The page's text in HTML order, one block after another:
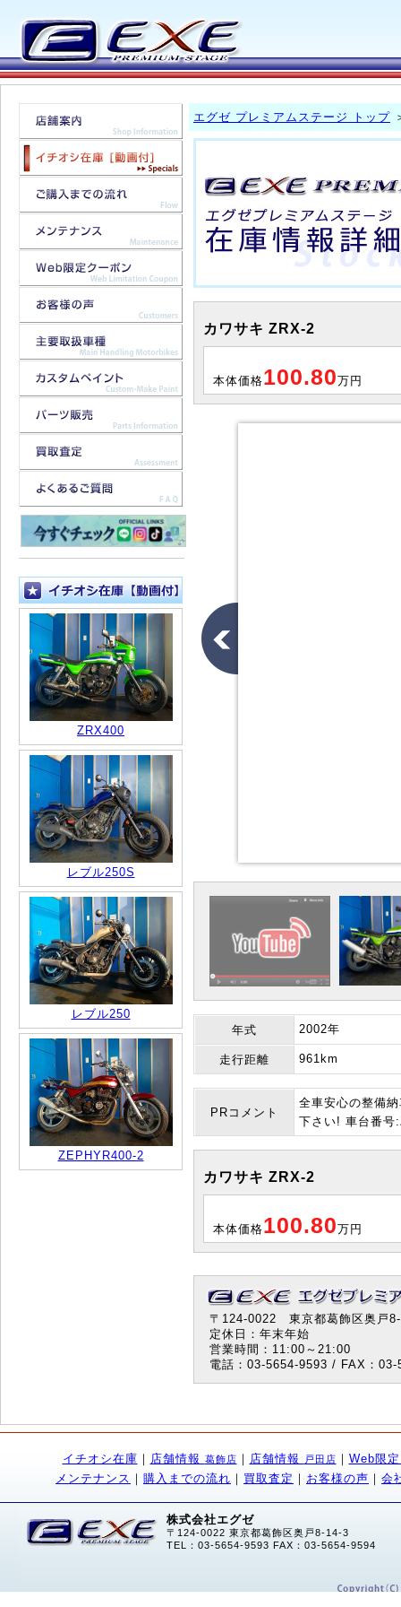
ZRX400
レブル250S
レブル250
ZEPHYR400-2
エグゼ プレミアムステージ トップ
カワサキ ZRX-2
本体価格100.80万円
年式 2002年
走行距離 961km
PRコメント
全車安心の整備
下さい! 車台番号
カワサキ ZRX-2
本体価格100.80万円
〒124-0022 東京都葛飾区奥戸
定休日：年末年始
営業時間：11:00～21:00
電話：03-5654-9593 / FAX：03-
イチオシ在庫 ｜ 店舗情報 葛飾店 ｜ 店舗情報 戸田店 ｜ Web限
メンテナンス ｜ 購入までの流れ ｜ 買取査定 ｜ お客様の声 ｜ 会
株式会社エグゼ
〒124-0022 東京都葛飾区奥戸8-14-3
TEL：03-5654-9593 FAX：03-5654-9594